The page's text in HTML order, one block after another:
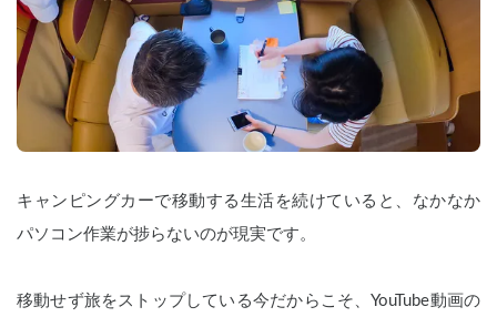
キャンピングカーで移動する生活を続けていると、なかなか
パソコン作業が捗らないのが現実です。
移動せず旅をストップしている今だからこそ、YouTube動画の